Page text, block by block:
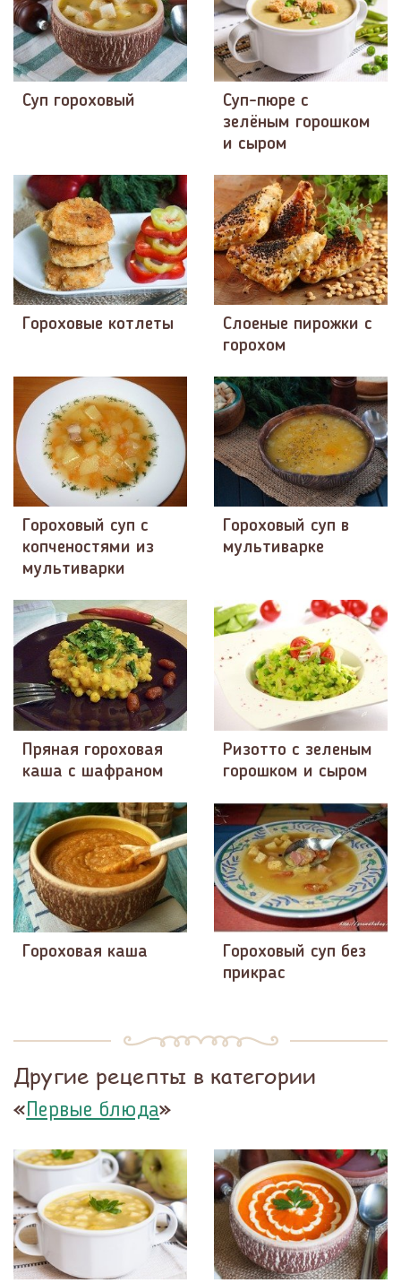
Суп гороховый
Суп-пюре с
зелёным горошком
и сыром
Гороховые котлеты
Слоеные пирожки с
горохом
Гороховый суп с
копченостями из
мультиварки
Гороховый суп в
мультиварке
Пряная гороховая
каша с шафраном
Ризотто с зеленым
горошком и сыром
Гороховая каша
Гороховый суп без
прикрас
Другие рецепты в категории
«Первые блюда»